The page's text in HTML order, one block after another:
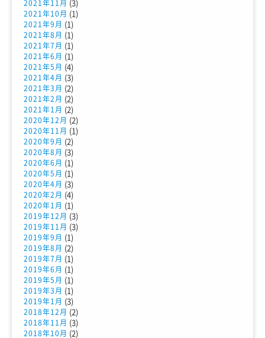
2021年11月 (3)
2021年10月 (1)
2021年9月 (1)
2021年8月 (1)
2021年7月 (1)
2021年6月 (1)
2021年5月 (4)
2021年4月 (3)
2021年3月 (2)
2021年2月 (2)
2021年1月 (2)
2020年12月 (2)
2020年11月 (1)
2020年9月 (2)
2020年8月 (3)
2020年6月 (1)
2020年5月 (1)
2020年4月 (3)
2020年2月 (4)
2020年1月 (1)
2019年12月 (3)
2019年11月 (3)
2019年9月 (1)
2019年8月 (2)
2019年7月 (1)
2019年6月 (1)
2019年5月 (1)
2019年3月 (1)
2019年1月 (3)
2018年12月 (2)
2018年11月 (3)
2018年10月 (2)